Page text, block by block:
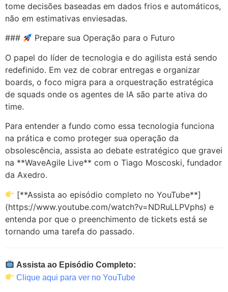
tome decisões baseadas em dados frios e automáticos,
não em estimativas enviesadas.
###
Prepare sua Operação para o Futuro
O papel do líder de tecnologia e do agilista está sendo
redefinido. Em vez de cobrar entregas e organizar
boards, o foco migra para a orquestração estratégica
de squads onde os agentes de IA são parte ativa do
time.
Para entender a fundo como essa tecnologia funciona
na prática e como proteger sua operação da
obsolescência, assista ao debate estratégico que gravei
na **WaveAgile Live** com o Tiago Moscoski, fundador
da Axedro.
[**Assista ao episódio completo no YouTube**]
(https://www.youtube.com/watch?v=NDRuLLPVphs) e
entenda por que o preenchimento de tickets está se
tornando uma tarefa do passado.
Assista ao Episódio Completo:
Clique aqui para ver no YouTube